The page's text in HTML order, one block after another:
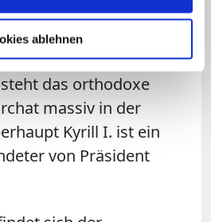
ablehnen
Vatikan-Vertreter und
von Sant'Egidio.
für
das orthodoxe
massiv in der
Kyrill I. ist ein
von Präsident